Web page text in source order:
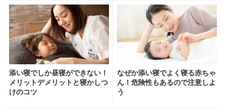
添い寝でしか昼寝ができない！
メリットデメリットと寝かしつ
けのコツ
なぜか添い寝でよく寝る赤ちゃ
ん！危険性もあるので注意しよ
う